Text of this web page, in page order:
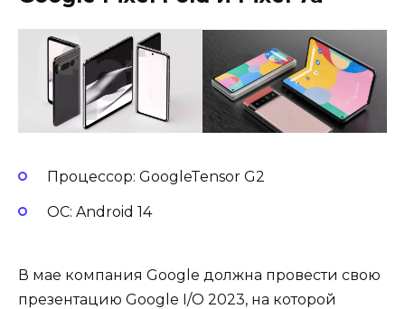
Процессор: GoogleTensor G2
ОС: Android 14
В мае компания Google должна провести свою
презентацию Google I/O 2023, на которой